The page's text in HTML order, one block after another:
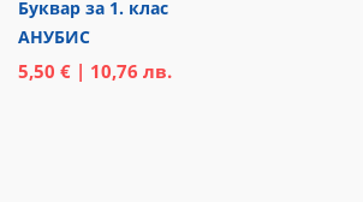
Буквар за 1. клас
АНУБИС
5,50 € | 10,76 лв.